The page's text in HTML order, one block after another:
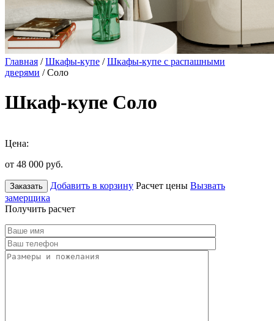
Главная /Шкафы-купе /Шкафы-купе с распашными
дверями / Соло
Шкаф-купе Соло
Цена:
от 48 000 руб.
Заказать Добавить в корзину Расчет цены Вызвать
замерщика
Получить расчет